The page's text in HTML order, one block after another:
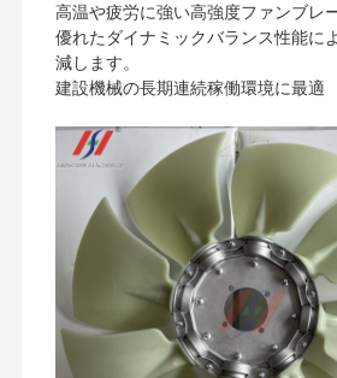
高温や疲労に強い高強度ファンブレ
優れたダイナミックバランス性能に
減します。
建設機械の長期連続稼働環境に最適